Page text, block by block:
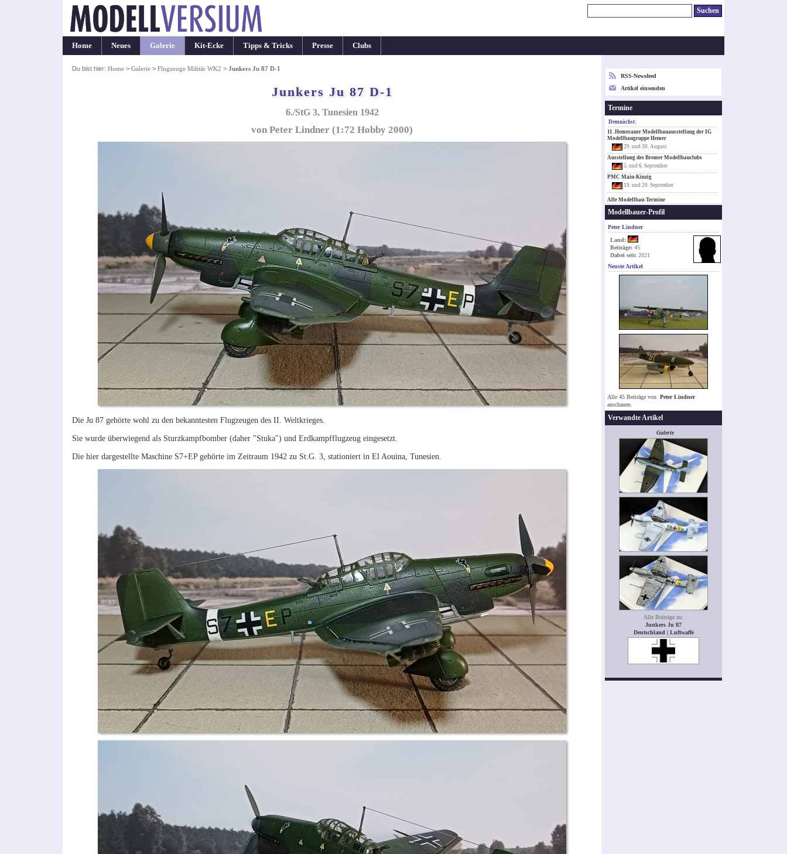
Home Neues Galerie Kit-Ecke Tipps & Tricks Presse Clubs
Du bist hier: Home> Galerie> Flugzeuge Militär WK2 > Junkers Ju 87 D-1
Junkers Ju 87 D-1
6./StG 3, Tunesien 1942
von Peter Lindner (1:72 Hobby 2000)
Die Ju 87 gehörte wohl zu den bekanntesten Flugzeugen des II. Weltkrieges.
Sie wurde überwiegend als Sturzkampfbomber (daher "Stuka") und Erdkampfflugzeug eingesetzt.
Die hier dargestellte Maschine S7+EP gehörte im Zeitraum 1942 zu St.G. 3, stationiert in El Aouina, Tunesien.
RSS-Newsfeed
Artikel einsenden
Termine
Demnächst:
11. Hemeraner Modellbauausstellung der IG
Modellbaugruppe Hemer
29. und 30. August
Ausstellung des Bremer Modellbauclubs
5. und 6. September
PMC Main-Kinzig
19. und 20. September
Alle Modellbau-Termine
Modellbauer-Profil
Peter Lindner
Land:
Beiträge: 45
Dabei seit: 2021
Neuste Artikel
Alle 45 Beiträge von Peter Lindner
anschauen.
Verwandte Artikel
Galerie
Alle Beiträge zu:
Junkers Ju 87
Deutschland | Luftwaffe